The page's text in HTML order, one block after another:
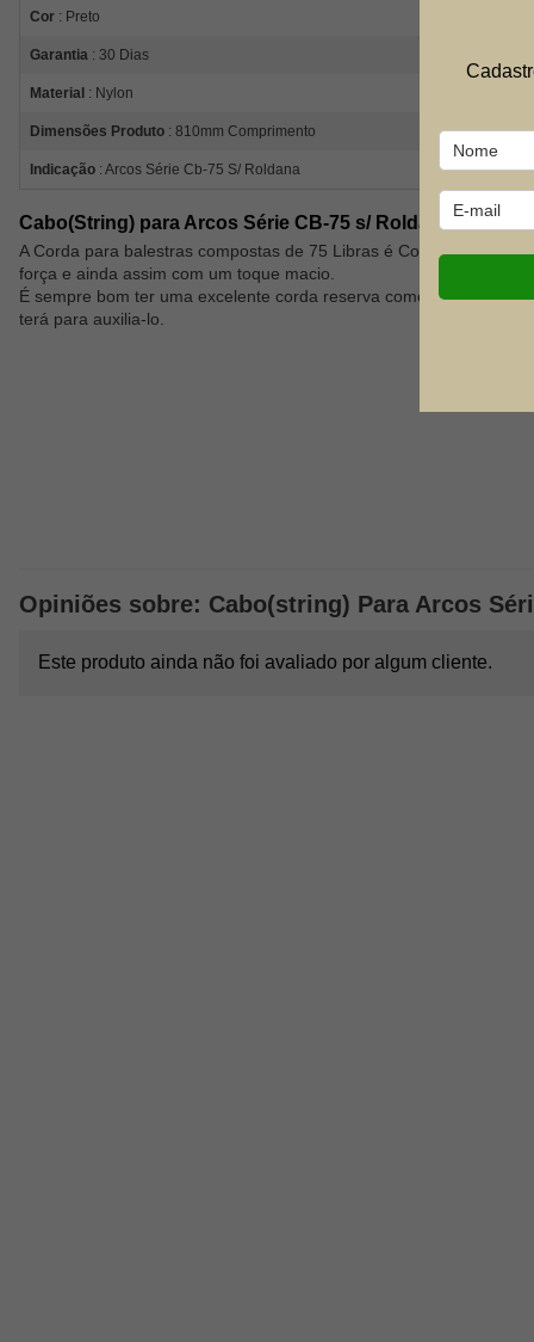
Cor : Preto
Garantia : 30 Dias
Material : Nylon
Dimensões Produto : 810mm Comprimento
Indicação : Arcos Série Cb-75 S/ Roldana
Cabo(String) para Arcos Série CB-75 s/ Roldana
A Corda para balestras compostas de 75 Libras é Confeccionada
força e ainda assim com um toque macio.
É sempre bom ter uma excelente corda reserva como esta, se
terá para auxilia-lo.
Opiniões sobre: Cabo(string) Para Arcos
Este produto ainda não foi avaliado por algum cliente.